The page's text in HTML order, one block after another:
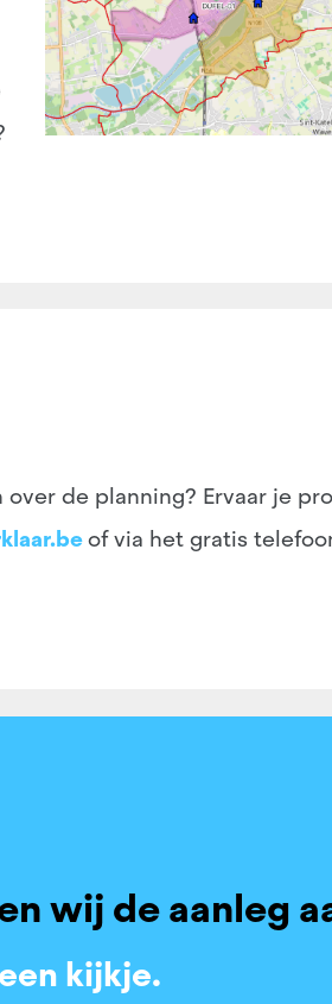
de planning? Ervaar je
of via het gratis
wij de aanleg
kijkje.